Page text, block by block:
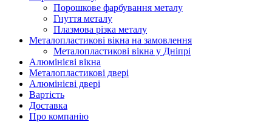
Порошкове фарбування металу
Гнуття металу
Плазмова різка металу
Металопластикові вікна на замовлення
Металопластикові вікна у Дніпрі
Алюмінієві вікна
Металопластикові двері
Алюмінієві двері
Вартість
Доставка
Про компанію